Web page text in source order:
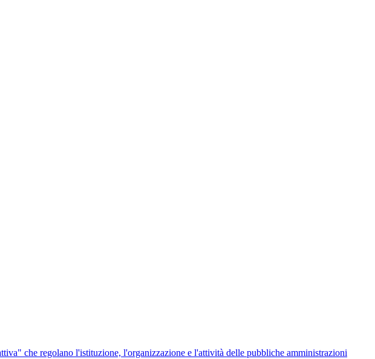
che regolano l'istituzione, l'organizzazione e l'attività delle pubbliche amministrazioni